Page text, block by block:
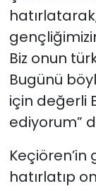
Biz onun
Bugünü
için değerli
ediyorum”
Keçiören’in
hatırlatıp